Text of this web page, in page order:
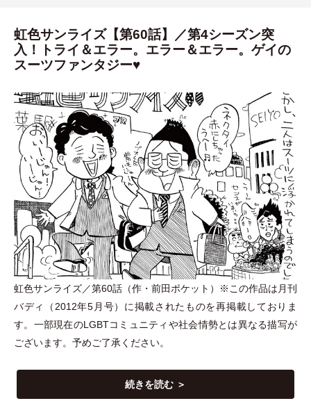
虹色サンライズ【第60話】／第4シーズン突
入！トライ＆エラー。エラー＆エラー。ゲイの
スーツファンタジー♥
虹色サンライズ／第60話 （作 ・ 前田ポケット ）
※この作品は月刊
バディ
（2012年5月号） に掲載されたものを再掲載しておりま
す。一部現在のLGBTコミュニティや社会情勢とは異なる描写が
ございます。予めご了承ください。
続きを読む ＞